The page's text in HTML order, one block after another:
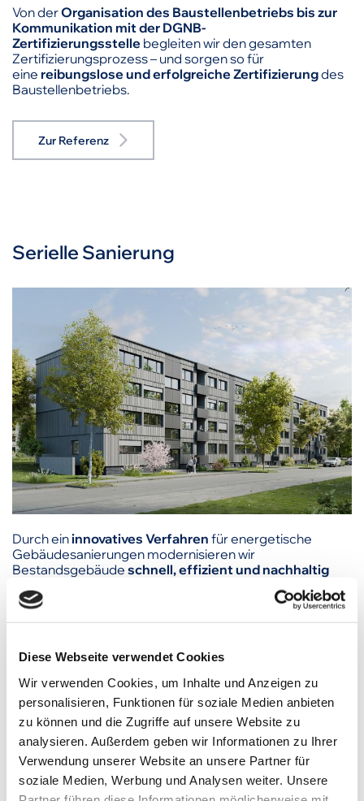
Diese Webseite verwendet Cookies
Wir verwenden Cookies, um Inhalte und Anzeigen zu
personalisieren, Funktionen für soziale Medien anbieten
zu können und die Zugriffe auf unsere Website zu
analysieren. Außerdem geben wir Informationen zu Ihrer
Verwendung unserer Website an unsere Partner für
soziale Medien, Werbung und Analysen weiter. Unsere
Von derOrganisation des Baustellenbetriebs bis zur
Kommunikation mit der DGNB-
Zertifizierungsstelle begleiten wir den gesamten
Zertifizierungsprozess – und sorgen so für
eine reibungslose und erfolgreiche Zertifizierungdes
Baustellenbetriebs.
Zur Referenz
Serielle Sanierung
Durch eininnovatives Verfahren für energetische
Gebäudesanierungen modernisieren wir
Bestandsgebäude schnell, effizient und nachhaltig
Dank
Prozessegarantieren wir eine gleichbleibendhohe
Vorgefertigte Elemente– wie
und Lüftungstechnik – werden präzise geplant und vor
Ort effizient montiert.
So entsteht ein ganzheitliches Sanierungskonzept, das
Energieeffizienz, Wohnkomfort und Wirtschaftlichkeit
perfekt miteinander verbindet.